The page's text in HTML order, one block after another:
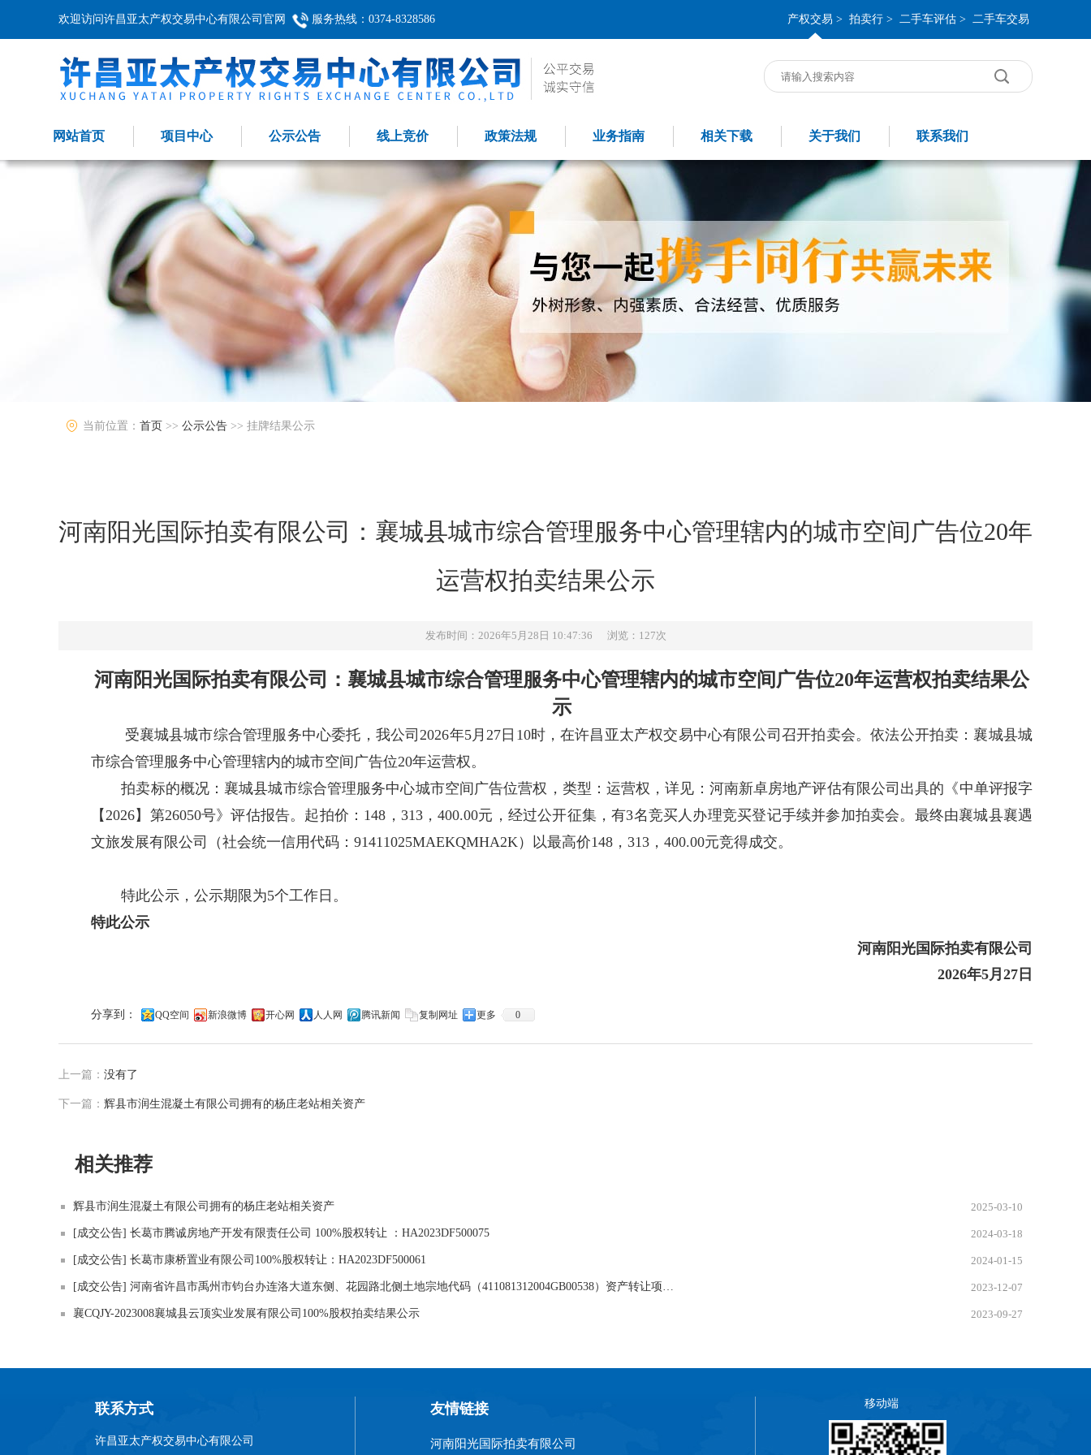
欢迎访问许昌亚太产权交易中心有限公司官网 服务热线：0374-8328586 产权交易 > 拍卖行 > 二手车评估 > 二手车交易
网站首页 项目中心 公示公告 线上竞价 政策法规 业务指南 相关下载 关于我们 联系我们
当前位置： 首页 >> 公示公告>> 挂牌结果公示
河南阳光国际拍卖有限公司：襄城县城市综合管理服务中心管理辖内的城市空间广告位20年
运营权拍卖结果公示
发布时间：2026年5月28日 10:47:36 浏览：127次
河南阳光国际拍卖有限公司：襄城县城市综合管理服务中心管理辖内的城市空间广告位20年运营权拍卖结果公
示
受襄城县城市综合管理服务中心委托，我公司2026年5月27 日 10时，在许昌亚太产权交易中心有限公司召开拍卖会。依法公开拍卖：襄城县城
市综合管理服务中心管理辖内的城市空间广告位20年运营权。
拍卖标的概况：襄城县城市综合管理服务中心城市空间广告位营权，类型：运营权，详见：河南新卓房地产评估有限公司出具的《中单评报字
【2026】第26050号》评估报告。起拍价： 148 ， 313，400.00元，经过公开征集，有3名竞买人办理竞买登记手续并参加拍卖会。最终由襄城县襄遇
文旅发展有限公司（社会统一信用代码： 91411025MAEKQMHA2K）以最高价148 ， 313 ， 400.00元竞得成交。
特此公示，公示期限为5个工作日。
特此公示
河南阳光国际拍卖有限公司
2026年5月 27 日
分享到： QQ空间 新浪微博 开心网 人人网 腾讯新闻 复制网址 更多 0
上一篇： 没有了
下一篇： 辉县市润生混凝土有限公司拥有的杨庄老站相关资产
相关推荐
辉县市润生混凝土有限公司拥有的杨庄老站相关资产 2025-03-10
[成交公告] 长葛市腾诚房地产开发有限责任公司 100%股权转让 ：HA2023DF500075 2024-03-18
[成交公告] 长葛市康桥置业有限公司100%股权转让：HA2023DF500061 2024-01-15
[成交公告] 河南省许昌市禹州市钧台办连洛大道东侧、花园路北侧土地宗地代码（411081312004GB00538）资产转让项目：HA2023DF100324 2023-12-07
襄CQJY-2023008襄城县云顶实业发展有限公司100%股权拍卖结果公示 2023-09-27
联系方式
许昌亚太产权交易中心有限公司
友情链接
河南阳光国际拍卖有限公司
移动端